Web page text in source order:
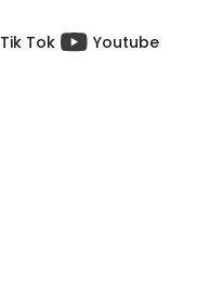
Tik Tok Youtube